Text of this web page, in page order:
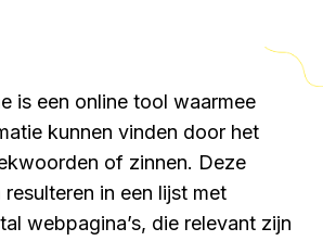
is een online tool waarmee
kunnen vinden door het
of zinnen. Deze
in een lijst met
webpagina’s, die relevant zijn